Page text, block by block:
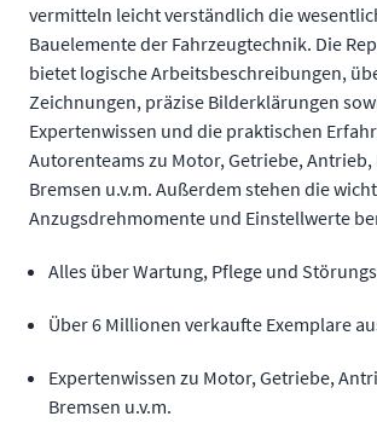
vermitteln leicht verständlich die
Bauelemente der Fahrzeugtechnik. Die
bietet logische Arbeitsbeschreibungen,
Zeichnungen, präzise Bilderklärungen
Expertenwissen und die praktischen
Autorenteams zu Motor, Getriebe, Antrieb,
Bremsen u.v.m. Außerdem stehen die
Anzugsdrehmomente und Einstellwerte
Alles über Wartung, Pflege und
Über 6 Millionen verkaufte Exemplare
Expertenwissen zu Motor, Getriebe,
Bremsen u.v.m.